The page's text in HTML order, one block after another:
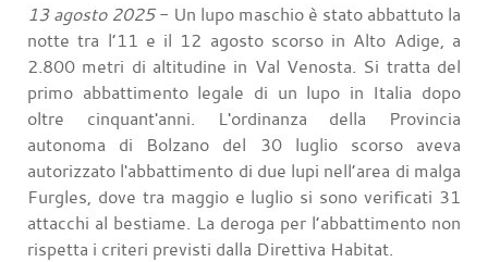
13 agosto 2025- Un lupo maschio è stato abbattuto la
notte tra l’11 e il 12 agosto scorso in Alto Adige, a
2.800 metri di altitudine in Val Venosta. Si tratta del
primo abbattimento legale di un lupo in Italia dopo
oltre cinquant'anni. L'ordinanza della Provincia
autonoma di Bolzano del 30 luglio scorso aveva
autorizzato l'abbattimento di due lupi nell’area di malga
Furgles, dove tra maggio e luglio si sono verificati 31
attacchi al bestiame. La deroga per l’abbattimento non
rispetta i criteri previsti dalla Direttiva Habitat.